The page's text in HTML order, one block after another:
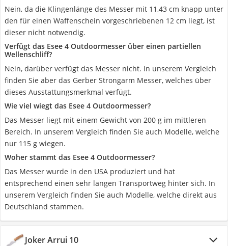
Nein, da die Klingenlänge des Messer mit 11,43 cm knapp unter
den für einen Waffenschein vorgeschriebenen 12 cm liegt, ist
dieser nicht notwendig.
Verfügt das Esee 4 Outdoormesser über einen partiellen
Wellenschliff?
Nein, darüber verfügt das Messer nicht. In unserem Vergleich
finden Sie aber das Gerber Strongarm Messer, welches über
dieses Ausstattungsmerkmal verfügt.
Wie viel wiegt das Esee 4 Outdoormesser?
Das Messer liegt mit einem Gewicht von 200 g im mittleren
Bereich. In unserem Vergleich finden Sie auch Modelle, welche
nur 115 g wiegen.
Woher stammt das Esee 4 Outdoormesser?
Das Messer wurde in den USA produziert und hat
entsprechend einen sehr langen Transportweg hinter sich. In
unserem Vergleich finden Sie auch Modelle, welche direkt aus
Deutschland stammen.
Joker Arrui 10